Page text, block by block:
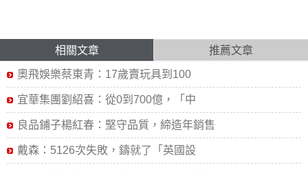
相關文章 推薦文章
奧飛娛樂蔡東青：17歲賣玩具到100
宜華集團劉紹喜：從0到700億，「中
良品鋪子楊紅春：堅守品質，締造年銷售
戴森：5126次失敗，鑄就了「英國設